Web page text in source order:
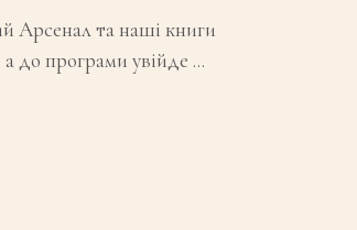
Арсенал та наші книги
а до програми увійде